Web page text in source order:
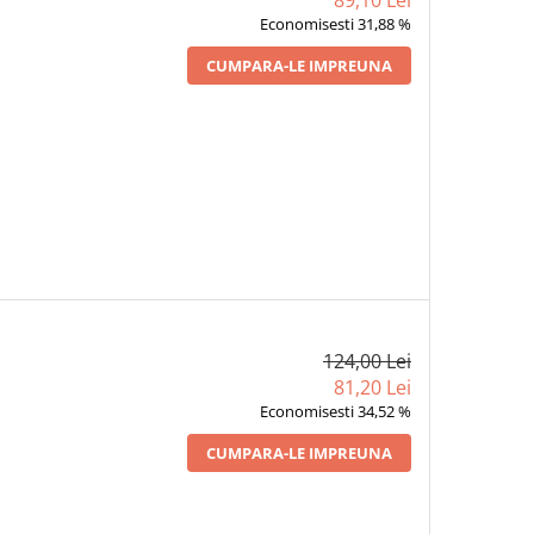
Economisesti 31,88 %
CUMPARA-LE IMPREUNA
124,00 Lei
81,20 Lei
Economisesti 34,52 %
CUMPARA-LE IMPREUNA